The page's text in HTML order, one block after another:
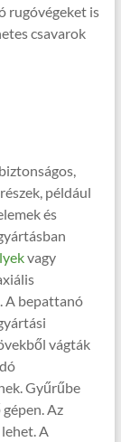
rugóvégeket is
csavarok
például
és
vagy
A bepattanó
vágták
Gyűrűbe
Az
A